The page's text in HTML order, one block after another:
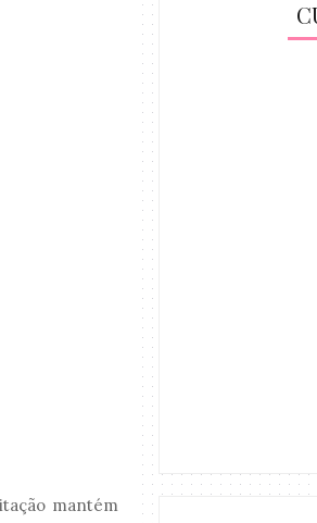
mantém